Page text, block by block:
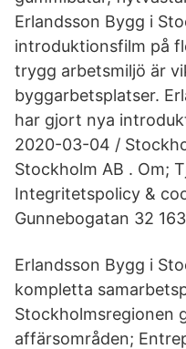
Erlandsson Bygg i
introduktionsfilm på
trygg arbetsmiljö är
byggarbetsplatser.
har gjort nya
2020-03-04 /
Stockholm AB . Om;
Integritetspolicy &
Gunnebogatan 32
Erlandsson Bygg i
kompletta
Stockholmsregionen
affärsområden;